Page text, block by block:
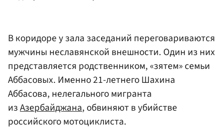
В коридоре у зала заседаний переговариваются
мужчины неславянской внешности. Один из них
представляется родственником, «зятем» семьи
Аббасовых. Именно 21-летнего Шахина
Аббасова, нелегального мигранта
изАзербайджана, обвиняют в убийстве
российского мотоциклиста.